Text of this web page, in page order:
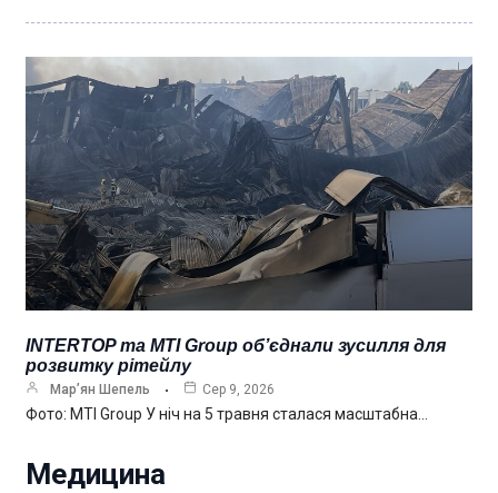
INTERTOP та MTI Group об’єднали зусилля для
розвитку рітейлу
Мар’ян Шепель Сер 9, 2026
Фото: MTI Group У ніч на 5 травня сталася масштабна…
Медицина